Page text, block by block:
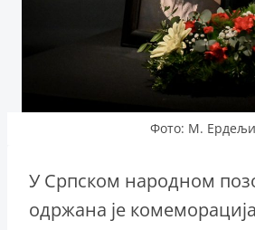
Фото: М. Ердељи
У Српском народном
одржана је